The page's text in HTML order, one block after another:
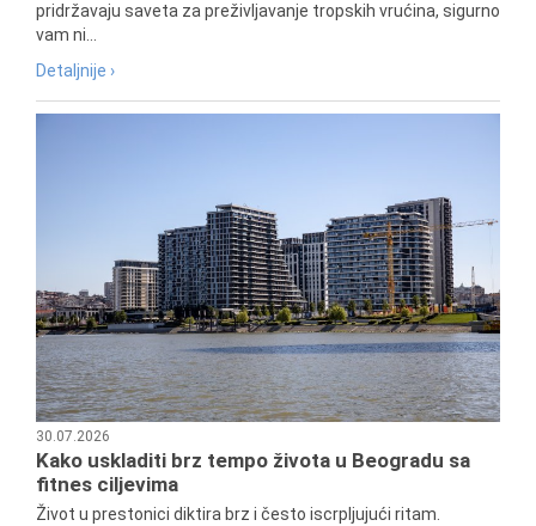
pridržavaju saveta za preživljavanje tropskih vrućina, sigurno
vam ni...
Detaljnije ›
30.07.2026
Kako uskladiti brz tempo života u Beogradu sa
fitnes ciljevima
Život u prestonici diktira brz i često iscrpljujući ritam.